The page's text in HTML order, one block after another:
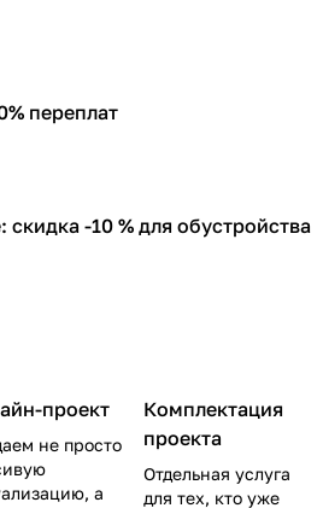
переплат
-10 % для обустройства
проект
не просто
а
Комплектация
проекта
Отдельная услуга
для тех, кто уже